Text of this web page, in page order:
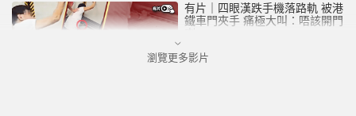
有片｜四眼漢跌手機落路軌 被港
鐵車門夾手 痛極大叫：唔該開門
港聞
瀏覽更多影片